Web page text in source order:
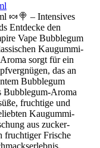
🍬🍭 – Intensives
Entdecke den
Vape Bubblegum
Kaugummi-
sorgt für ein
das an
Bubblegum
Bubblegum-Aroma
fruchtige und
Kaugummi-
aus zucker-
fruchtiger Frische